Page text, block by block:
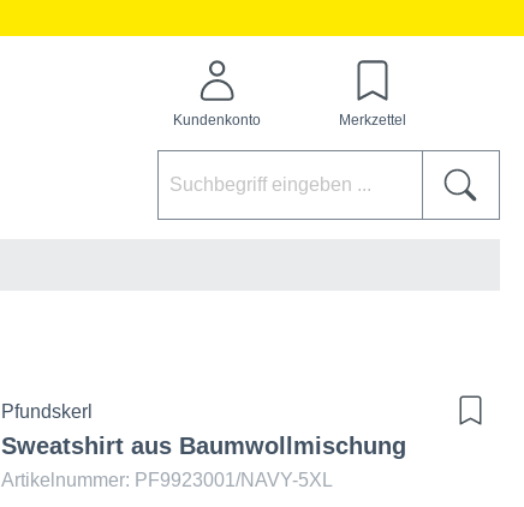
Kundenkonto Merkzettel
Pfundskerl
Sweatshirt aus Baumwollmischung
Artikelnummer: PF9923001/NAVY-5XL